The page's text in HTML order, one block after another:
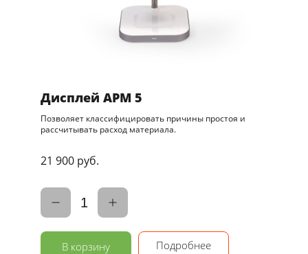
Дисплей АРМ 5
Позволяет классифицировать причины простоя и
рассчитывать расход материала.
21 900 руб.
1
В корзину Подробнее